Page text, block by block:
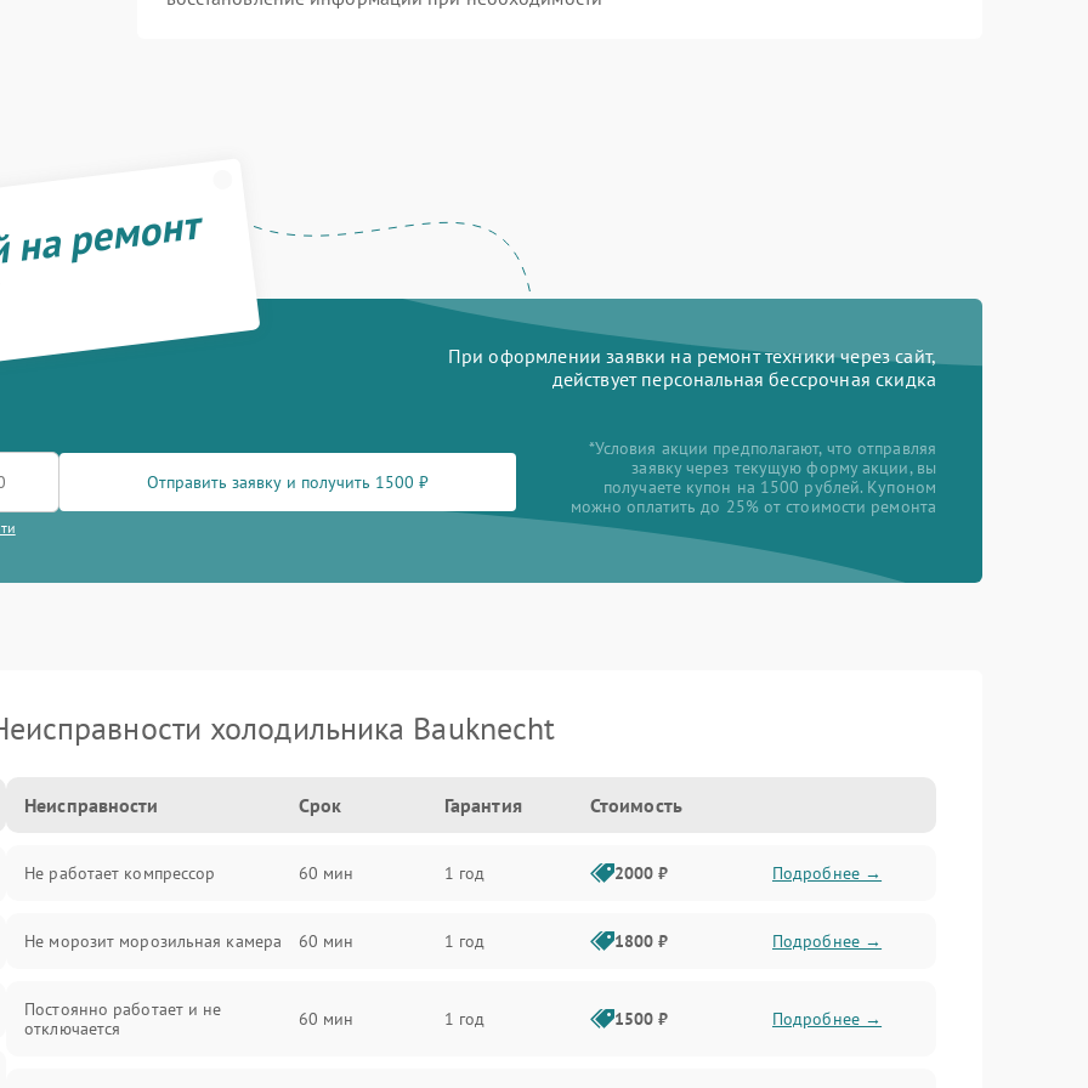
ремонт
При оформлении заявки на ремонт техники через сайт,
действует персональная бессрочная скидка
Отправить заявку и получить 1500 ₽
*Условия акции предполагают, что отправляя
заявку через текущую форму акции, вы
получаете купон на 1500 рублей. Купоном
можно оплатить до 25% от стоимости ремонта
холодильника Bauknecht
Неисправности Срок Гарантия Стоимость
Не работает компрессор 60 мин 1 год 2000 ₽ Подробнее →
Не морозит морозильная камера 60 мин 1 год 1800 ₽ Подробнее →
Постоянно работает и не
отключается
60 мин 1 год 1500 ₽ Подробнее →